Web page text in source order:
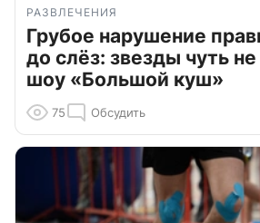
РАЗВЛЕЧЕНИЯ
Грубое нарушение
до слёз: звезды чуть
шоу «Большой куш»
75 Обсудить